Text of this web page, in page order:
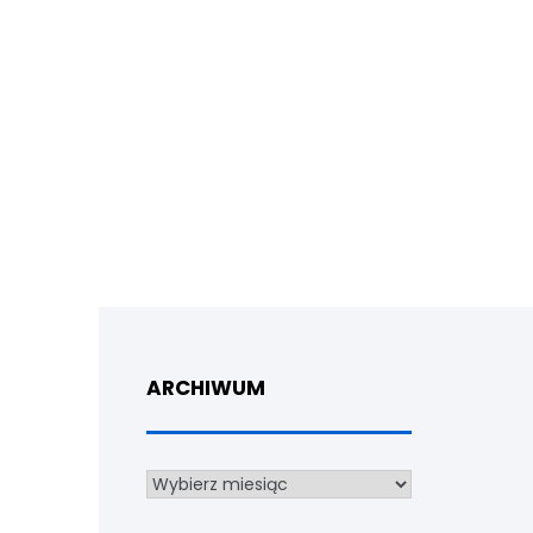
ARCHIWUM
Archiwum